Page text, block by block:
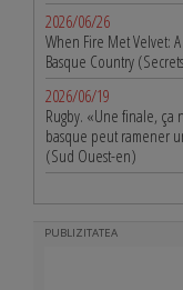
2026/06/26
When Fire Met Velvet:
Basque Country
2026/06/19
Rugby. «Une finale, ça
basque peut ramener
(Sud Ouest-en)
PUBLIZITATEA